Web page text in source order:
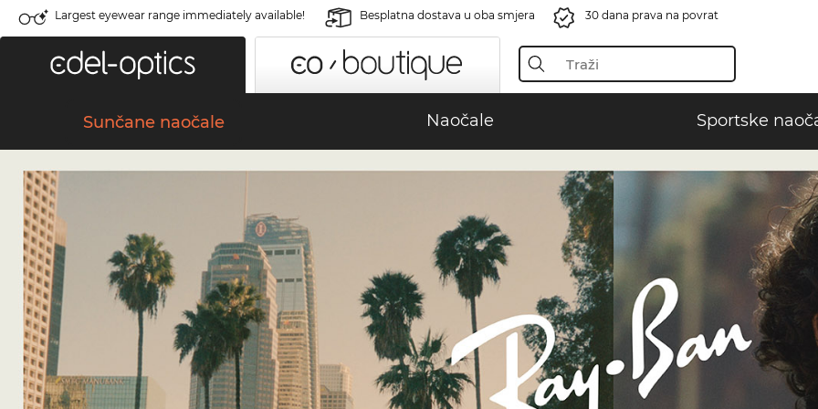
Largest eyewear range immediately available! Besplatna dostava u oba smjera 30 dana prava na povrat
Sunčane naočale Naočale Sportske